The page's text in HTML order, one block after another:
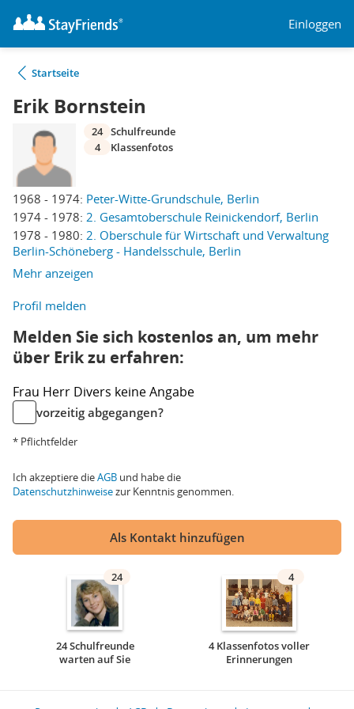
Einloggen
Startseite
Erik Bornstein
1968 - 1974: Peter-Witte-Grundschule, Berlin
1974 - 1978: 2. Gesamtoberschule Reinickendorf, Berlin
1978 - 1980: 2. Oberschule für Wirtschaft und Verwaltung
Berlin-Schöneberg - Handelsschule, Berlin
Mehr anzeigen
24 Schulfreunde
4
Klassenfotos
Profil melden
Melden Sie sich kostenlos an, um mehr
über Erik zu erfahren:
Frau Herr Divers keine Angabe
vorzeitig abgegangen?
* Pflichtfelder
Ich akzeptiere dieAGB und habe die
Datenschutzhinweisezur Kenntnis genommen.
Als Kontakt hinzufügen
24
24 Schulfreunde
warten auf Sie
4
4 Klassenfotos voller
Erinnerungen